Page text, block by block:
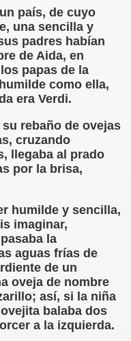
país, de cuyo
una sencilla y
padres habían
de Aida, en
papas de la
como ella,
era Verdi.
rebaño de ovejas
cruzando
llegaba al prado
por la brisa,
humilde y sencilla,
imaginar,
la
aguas frías de
de un
oveja de nombre
así, si la niña
balaba dos
a la izquierda.
Herruzo)
Cecs i Deficients
ONCE, 1990 (Miquel
Cabrerizo)